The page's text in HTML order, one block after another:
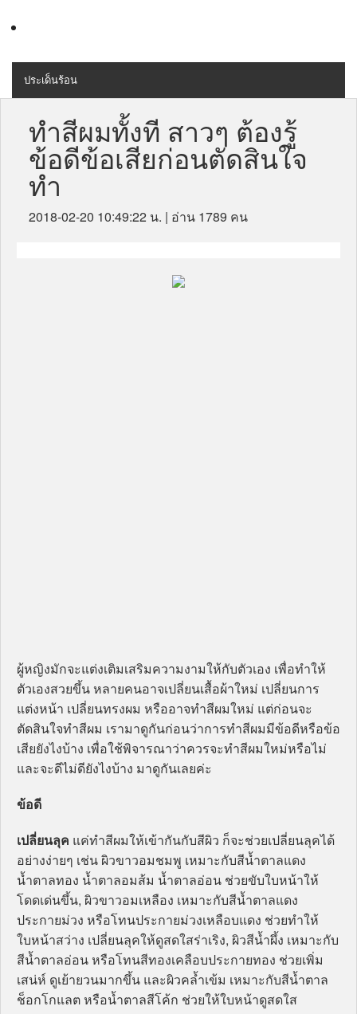
ประเด็นร้อน
เครื่องสำอางค์
ลดความอ้วน
ไลฟ์สไตล์
ทำสีผมทั้งที สาวๆ ต้องรู้
ข้อดีข้อเสียก่อนตัดสินใจ
ทำ
2018-02-20 10:49:22 น. | อ่าน 1789 คน
ผู้หญิงมักจะแต่งเติมเสริมความงามให้กับตัวเอง เพื่อทำให้
ตัวเองสวยขึ้น หลายคนอาจเปลี่ยนเสื้อผ้าใหม่ เปลี่ยนการ
แต่งหน้า เปลี่ยนทรงผม หรืออาจทำสีผมใหม่ แต่ก่อนจะ
ตัดสินใจทำสีผม เรามาดูกันก่อนว่าการทำสีผมมีข้อดีหรือข้อ
เสียยังไงบ้าง เพื่อใช้พิจารณาว่าควรจะทำสีผมใหม่หรือไม่
และจะดีไม่ดียังไงบ้าง มาดูกันเลยค่ะ
ข้อดี
เปลี่ยนลุค แค่ทำสีผมให้เข้ากันกับสีผิว ก็จะช่วยเปลี่ยนลุคได้
อย่างง่ายๆ เช่น ผิวขาวอมชมพู เหมาะกับสีน้ำตาลแดง
น้ำตาลทอง น้ำตาลอมส้ม น้ำตาลอ่อน ช่วยขับใบหน้าให้
โดดเด่นขึ้น, ผิวขาวอมเหลือง เหมาะกับสีน้ำตาลแดง
ประกายม่วง หรือโทนประกายม่วงเหลือบแดง ช่วยทำให้
ใบหน้าสว่าง เปลี่ยนลุคให้ดูสดใสร่าเริง, ผิวสีน้ำผึ้ง เหมาะกับ
สีน้ำตาลอ่อน หรือโทนสีทองเคลือบประกายทอง ช่วยเพิ่ม
เสน่ห์ ดูเย้ายวนมากขึ้น และผิวคล้ำเข้ม เหมาะกับสีน้ำตาล
ช็อกโกแลต หรือน้ำตาลสีโค้ก ช่วยให้ใบหน้าดูสดใส